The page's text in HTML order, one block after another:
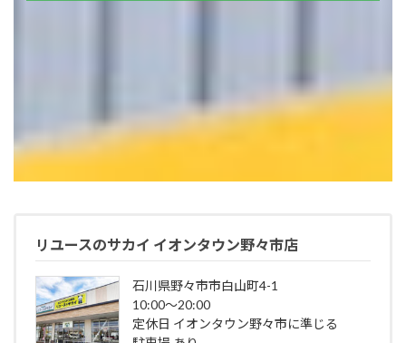
リユースのサカイ イオンタウン野々市店
石川県野々市市白山町4-1
10:00～20:00
定休日 イオンタウン野々市に準じる